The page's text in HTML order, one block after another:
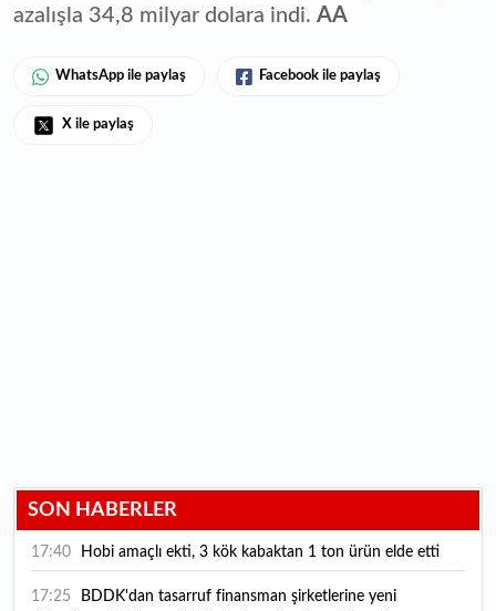
azalışla 34,8 milyar dolara indi. AA
WhatsApp ile paylaş Facebook ile paylaş
X ile paylaş
SON HABERLER
17:40 Hobi amaçlı ekti, 3 kök kabaktan 1 ton ürün elde etti
17:25